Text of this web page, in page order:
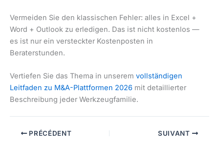
Vermeiden Sie den klassischen Fehler: alles in Excel +
Word + Outlook zu erledigen. Das ist nicht kostenlos —
es ist nur ein versteckter Kostenposten in
Beraterstunden.
Vertiefen Sie das Thema in unserem vollständigen
Leitfaden zu M&A-Plattformen 2026 mit detaillierter
Beschreibung jeder Werkzeugfamilie.
PRÉCÉDENT SUIVANT